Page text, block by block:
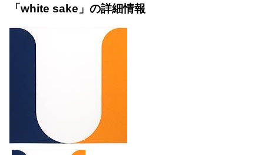
「white sake」の詳細情報